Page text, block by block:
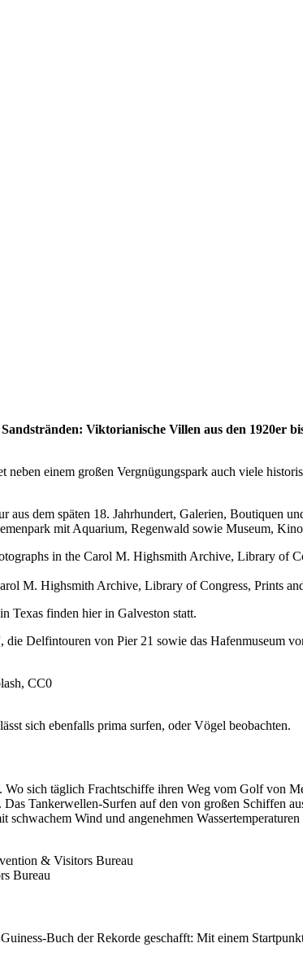
Viktorianische Villen aus den 1920er
einem großen Vergnügungspark auch viele
dem späten 18. Jahrhundert, Galerien, Boutiquen
mit Aquarium, Regenwald sowie Museum,
M. Highsmith Archive, Library of Congress, Prints
Texas finden hier in Galveston statt.
die Delfintouren von Pier 21 sowie das Hafenmuseum
sich ebenfalls prima surfen, oder Vögel beobachten.
sich täglich Frachtschiffe ihren Weg vom Golf von
Tankerwellen-Surfen auf den von großen Schiffen
Wind und angenehmen
Bureau
Buch der Rekorde geschafft: Mit einem